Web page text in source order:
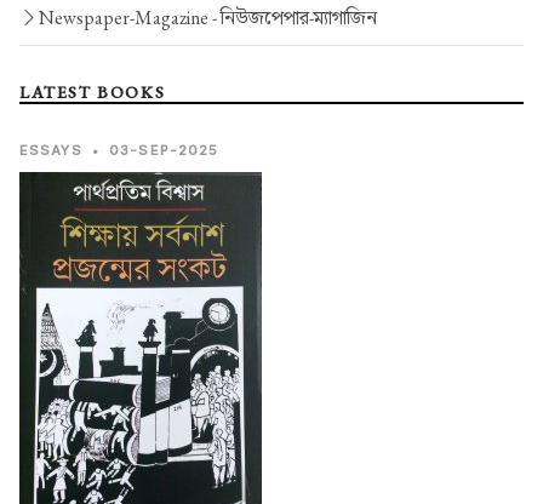
Newspaper-Magazine -নিউজপেপার-ম্যাগাজিন
LATEST BOOKS
ESSAYS • 03-SEP-2025